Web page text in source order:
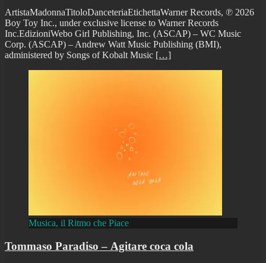
ArtistaMadonnaTitoloDanceteriaEtichettaWarner Records, ℗ 2026
Boy Toy Inc., under exclusive license to Warner Records
Inc.EdizioniWebo Girl Publishing, Inc. (ASCAP) – WC Music
Corp. (ASCAP) – Andrew Watt Music Publishing (BMI),
administered by Songs of Kobalt Music […]
Musica, il Ritmo che Piace
Tommaso Paradiso – Agitare coca cola